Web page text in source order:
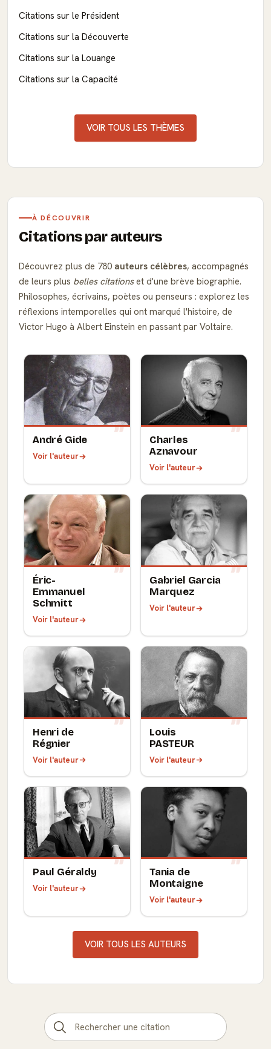
Citations sur le Président
Citations sur la Découverte
Citations sur la Louange
Citations sur la Capacité
VOIR TOUS LES THÈMES
À DÉCOUVRIR
Citations par auteurs
Découvrez plus de 780 auteurs célèbres, accompagnés
de leurs plus belles citationset d'une brève biographie.
Philosophes, écrivains, poètes ou penseurs : explorez les
réflexions intemporelles qui ont marqué l'histoire, de
Victor Hugo à Albert Einstein en passant par Voltaire.
André Gide
Voir l'auteur
Charles
Aznavour
Voir l'auteur
Éric-
Emmanuel
Schmitt
Voir l'auteur
Gabriel Garcia
Marquez
Voir l'auteur
Henri de
Régnier
Voir l'auteur
Louis
PASTEUR
Voir l'auteur
Paul Géraldy
Voir l'auteur
Tania de
Montaigne
Voir l'auteur
VOIR TOUS LES AUTEURS